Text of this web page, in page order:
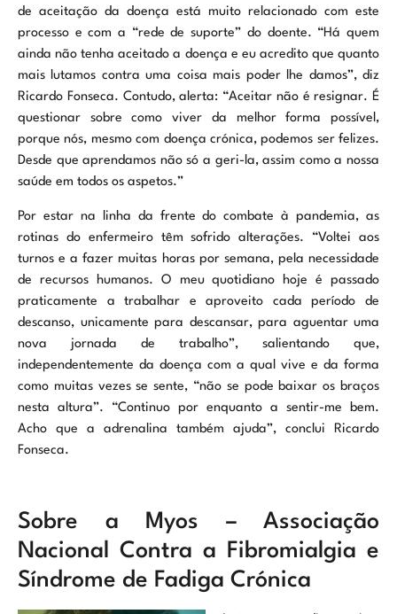
de aceitação da doença está muito relacionado com este
processo e com a “rede de suporte” do doente. “Há quem
ainda não tenha aceitado a doença e eu acredito que quanto
mais lutamos contra uma coisa mais poder lhe damos”, diz
Ricardo Fonseca. Contudo, alerta: “Aceitar não é resignar. É
questionar sobre como viver da melhor forma possível,
porque nós, mesmo com doença crónica, podemos ser felizes.
Desde que aprendamos não só a geri-la, assim como a nossa
saúde em todos os aspetos.”
Por estar na linha da frente do combate à pandemia, as
rotinas do enfermeiro têm sofrido alterações. “Voltei aos
turnos e a fazer muitas horas por semana, pela necessidade
de recursos humanos. O meu quotidiano hoje é passado
praticamente a trabalhar e aproveito cada período de
descanso, unicamente para descansar, para aguentar uma
nova jornada de trabalho”, salientando que,
independentemente da doença com a qual vive e da forma
como muitas vezes se sente, “não se pode baixar os braços
nesta altura”. “Continuo por enquanto a sentir-me bem.
Acho que a adrenalina também ajuda”, conclui Ricardo
Fonseca.
Sobre a Myos – Associação
Nacional Contra a Fibromialgia e
Síndrome de Fadiga Crónica